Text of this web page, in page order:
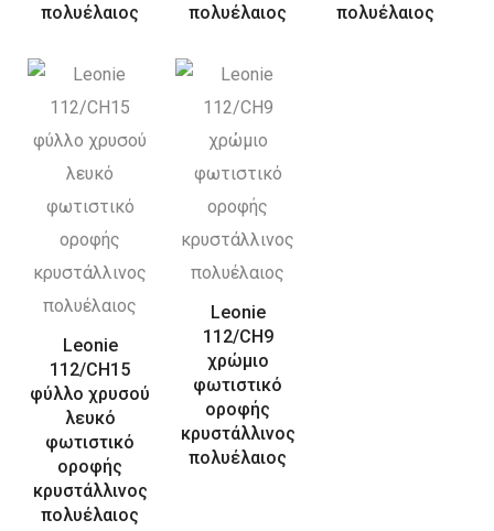
πολυέλαιος
πολυέλαιος
πολυέλαιος
Leonie
112/CH15
φύλλο χρυσού
λευκό
φωτιστικό
οροφής
κρυστάλλινος
πολυέλαιος
Leonie
112/CH9
χρώμιο
φωτιστικό
οροφής
κρυστάλλινος
πολυέλαιος